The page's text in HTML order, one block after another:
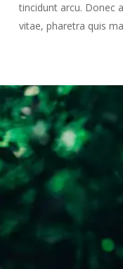
tincidunt arcu. Donec
vitae, pharetra quis